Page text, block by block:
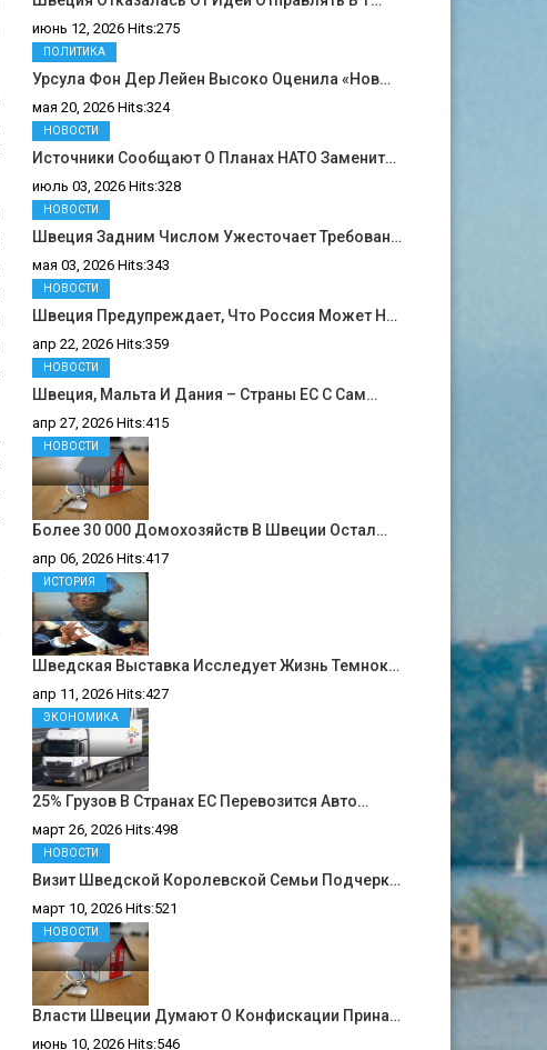
июнь 12, 2026 Hits:275
Урсула Фон Дер Лейен Высоко Оценила «нов…
мая 20, 2026 Hits:324
ПОЛИТИКА
Источники Сообщают О Планах НАТО Заменит…
июль 03, 2026 Hits:328
НОВОСТИ
Швеция Задним Числом Ужесточает Требован…
мая 03, 2026 Hits:343
НОВОСТИ
Швеция Предупреждает, Что Россия Может Н…
апр 22, 2026 Hits:359
НОВОСТИ
Швеция, Мальта И Дания – Страны ЕС С Сам…
апр 27, 2026 Hits:415
НОВОСТИ
Более 30 000 Домохозяйств В Швеции Остал…
апр 06, 2026 Hits:417
НОВОСТИ
Шведская Выставка Исследует Жизнь Темнок…
апр 11, 2026 Hits:427
ИСТОРИЯ
25% Грузов В Странах ЕС Перевозится Авто…
март 26, 2026 Hits:498
ЭКОНОМИКА
Визит Шведской Королевской Семьи Подчерк…
март 10, 2026 Hits:521
НОВОСТИ
Власти Швеции Думают О Конфискации Прина…
июнь 10, 2026 Hits:546
НОВОСТИ